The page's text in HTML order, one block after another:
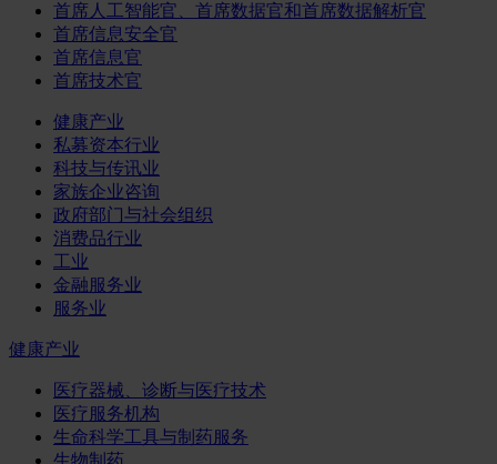
首席人工智能官、首席数据官和首席数据解析官
首席信息安全官
首席信息官
首席技术官
健康产业
私募资本行业
科技与传讯业
家族企业咨询
政府部门与社会组织
消费品行业
工业
金融服务业
服务业
健康产业
医疗器械、诊断与医疗技术
医疗服务机构
生命科学工具与制药服务
生物制药